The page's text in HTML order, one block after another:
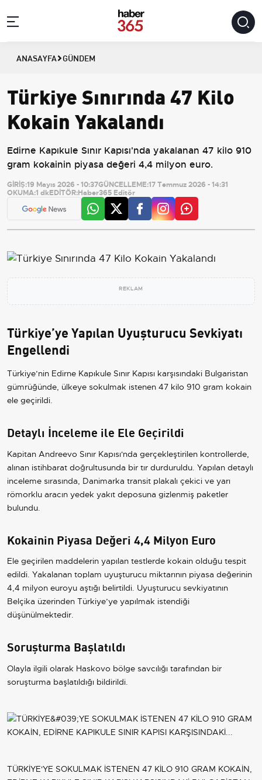
ANASAYFA GÜNDEM
Türkiye Sınırında 47 Kilo
Kokain Yakalandı
Edirne Kapıkule Sınır Kapısı'nda yakalanan 47 kilo 910
gram kokainin piyasa değeri 4,4 milyon euro.
GİRİŞ:19 Mayıs 2026 - 10:37GÜNCELLEME:17 Temmuz 2026 - 14:31
OKUMA:1 dkEDİTÖR:Haber365 Editör
REKLAM
Türkiye’ye Yapılan Uyuşturucu Sevkiyatı
Engellendi
Türkiye’nin Edirne Kapıkule Sınır Kapısı karşısındaki Bulgaristan
gümrüğünde, ülkeye sokulmak istenen 47 kilo 910 gram kokain
ele geçirildi.
Detaylı İnceleme ile Ele Geçirildi
Kapitan Andreevo Sınır Kapısı'nda gerçekleştirilen kontrollerde,
alınan istihbarat doğrultusunda bir tır durduruldu. Yapılan detaylı
inceleme sırasında, Danimarka transit plakalı çekici ve yarı
römorklu aracın yedek yakıt deposuna gizlenmiş paketler
bulundu.
Kokainin Piyasa Değeri 4,4 Milyon Euro
Ele geçirilen maddelerin yapılan testlerde kokain olduğu tespit
edildi. Yakalanan toplam uyuşturucu miktarının piyasa değerinin
4,4 milyon euroyu aştığı belirtildi. Uyuşturucu sevkiyatının
Belçika üzerinden Türkiye’ye yapılmak istendiği
düşünülmektedir.
Soruşturma Başlatıldı
Olayla ilgili olarak Haskovo bölge savcılığı tarafından bir
soruşturma başlatıldığı bildirildi.
TÜRKİYE'YE SOKULMAK İSTENEN 47 KİLO 910 GRAM KOKAİN,